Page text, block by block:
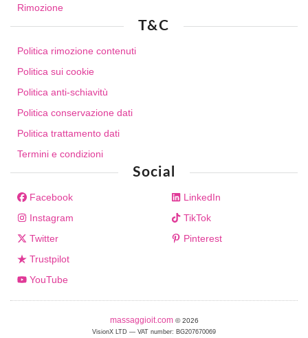
Rimozione
T&C
Politica rimozione contenuti
Politica sui cookie
Politica anti-schiavitù
Politica conservazione dati
Politica trattamento dati
Termini e condizioni
Social
Facebook
Instagram
Twitter
Trustpilot
YouTube
LinkedIn
TikTok
Pinterest
massaggioit.com © 2026
VisionX LTD — VAT number: BG207670069